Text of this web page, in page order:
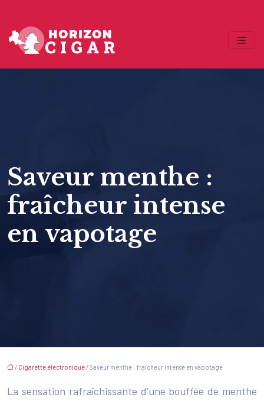
Saveur menthe :
fraîcheur intense
en vapotage
/ Cigarette électronique/ Saveur menthe : fraîcheur intense en vapotage
La sensation rafraîchissante d’une bouffée de menthe